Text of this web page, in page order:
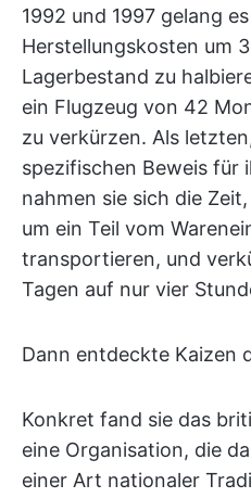
1992 und 1997 gelang
Herstellungskosten um
Lagerbestand zu
ein Flugzeug von 42
zu verkürzen. Als
spezifischen Beweis für
nahmen sie sich die
um ein Teil vom
transportieren, und
Tagen auf nur vier
Dann entdeckte Kaizen
Konkret fand sie das
eine Organisation, die
einer Art nationaler